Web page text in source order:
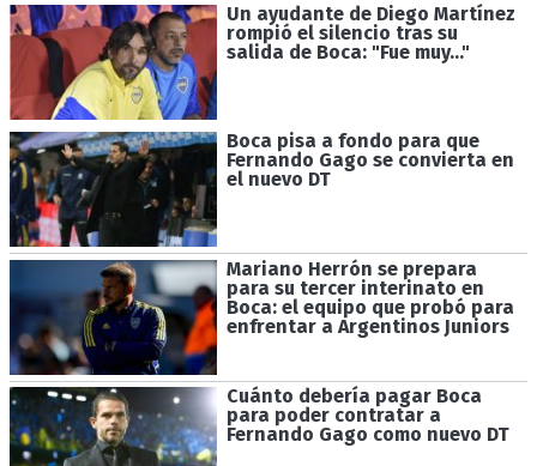
Un ayudante de Diego Martínez
rompió el silencio tras su
salida de Boca: "Fue muy..."
Boca pisa a fondo para que
Fernando Gago se convierta en
el nuevo DT
Mariano Herrón se prepara
para su tercer interinato en
Boca: el equipo que probó para
enfrentar a Argentinos Juniors
Cuánto debería pagar Boca
para poder contratar a
Fernando Gago como nuevo DT